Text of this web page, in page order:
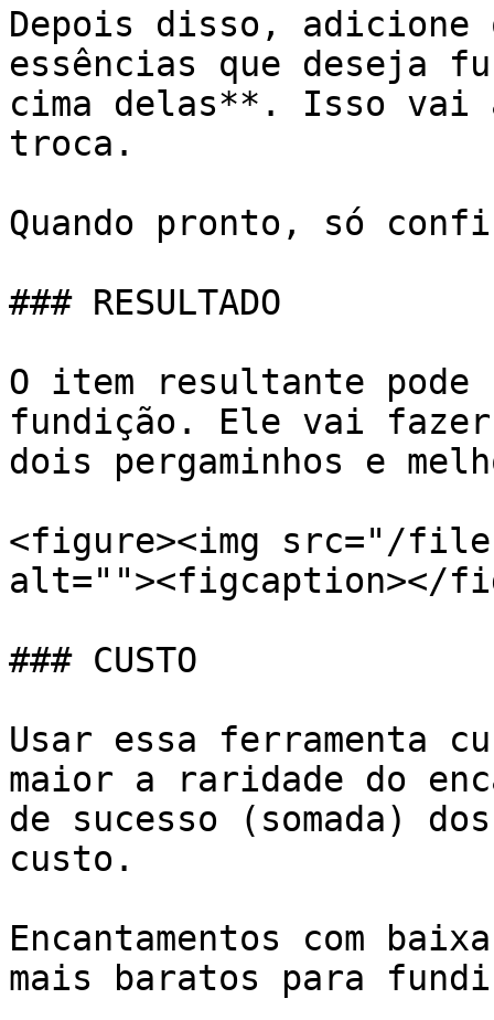
Depois disso, adicione
essências que deseja
cima delas**. Isso vai
troca.
Quando pronto, só
### RESULTADO
O item resultante
fundição. Ele vai fazer
dois pergaminhos e
<figure><img src="/files/
alt=""><figcaption></
### CUSTO
Usar essa ferramenta
maior a raridade do
de sucesso (somada)
custo.
Encantamentos com
mais baratos para